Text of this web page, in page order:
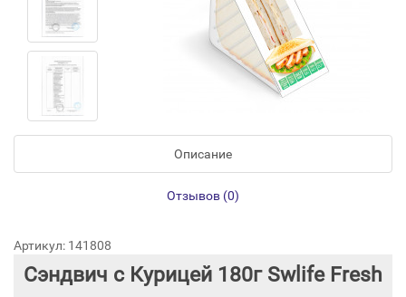
Описание
Отзывов (0)
Артикул: 141808
Сэндвич с Курицей 180г Swlife Fresh